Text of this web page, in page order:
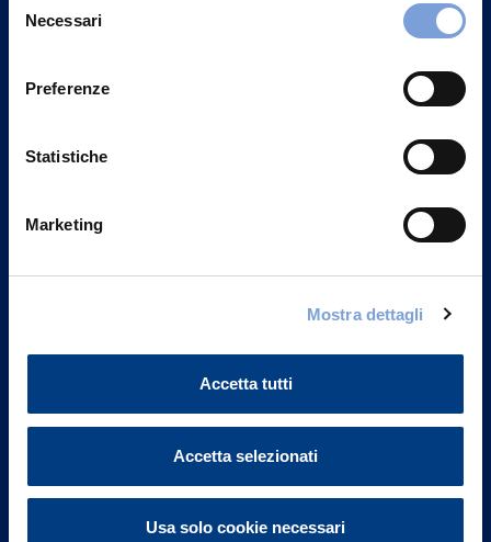
può trovare nel footer del sito nella sezione "Informativa
delNecessari
Preferenze
Statistiche
Marketing
Mostra dettagli
Accetta tutti
Accetta selezionati
Usa solo cookie necessari
20149 Milano
Governance
Investor Relations